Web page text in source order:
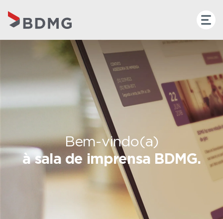
Bem-vindo(a)
à sala de imprensa BDMG.